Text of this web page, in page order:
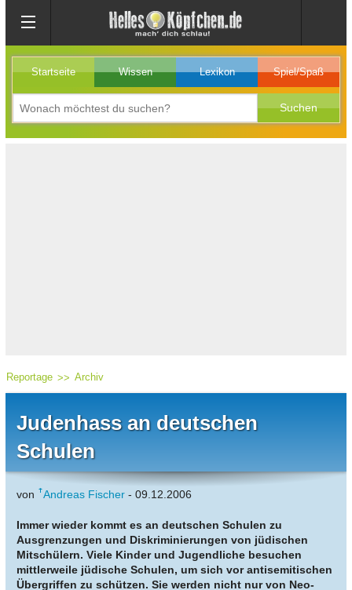
Startseite Wissen Lexikon Spiel/Spaß
Reportage Archiv
Judenhass an deutschen
Schulen
von Andreas Fischer - 09.12.2006
Immer wieder kommt es an deutschen Schulen zu
Ausgrenzungen und Diskriminierungen von jüdischen
Mitschülern. Viele Kinder und Jugendliche besuchen
mittlerweile jüdische Schulen, um sich vor antisemitischen
Übergriffen zu schützen. Sie werden nicht nur von Neo-